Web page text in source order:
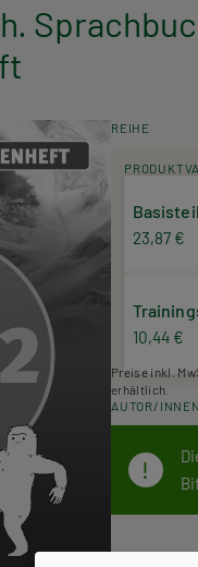
REIHE
23,87 €
10,44 €
Preise inkl.
erhältlich.
AUTOR/INNEN